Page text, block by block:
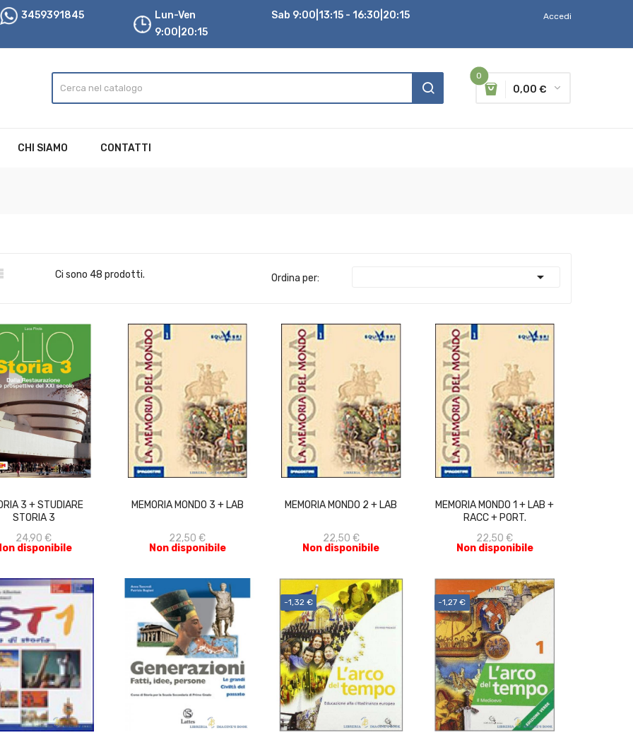
3459391845
Lun-Ven
9:00|20:15
Sab 9:00|13:15 - 16:30|20:15 Accedi
0
0,00 €
CHI SIAMO CONTATTI
Ci sono 48 prodotti. Ordina per: 
3 + STUDIARE
STORIA 3
24,90 €
disponibile
ACQUISTA
MEMORIA MONDO 3 + LAB
22,50 €
Non disponibile
ACQUISTA
MEMORIA MONDO 2 + LAB
22,50 €
Non disponibile
ACQUISTA
MEMORIA MONDO 1 + LAB +
RACC + PORT.
22,50 €
Non disponibile
ACQUISTA
ACQUISTA ACQUISTA
-1,32 €
ACQUISTA
-1,27 €
ACQUISTA